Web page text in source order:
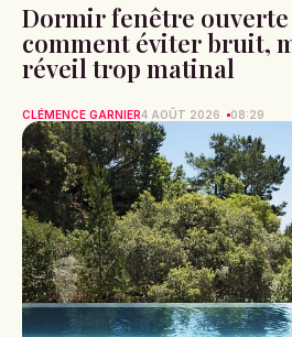
Dormir fenêtre ouverte
comment éviter bruit,
réveil trop matinal
CLÉMENCE GARNIER4 AOÛT 2026 08:29